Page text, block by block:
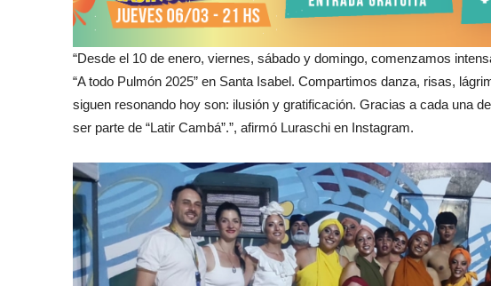
“Desde el 10 de enero, viernes, sábado y domingo, comenzamos
“A todo Pulmón 2025” en Santa Isabel. Compartimos danza, risas,
siguen resonando hoy son: ilusión y gratificación. Gracias a cada una
ser parte de “Latir Cambá”.”, afirmó Luraschi en Instagram.